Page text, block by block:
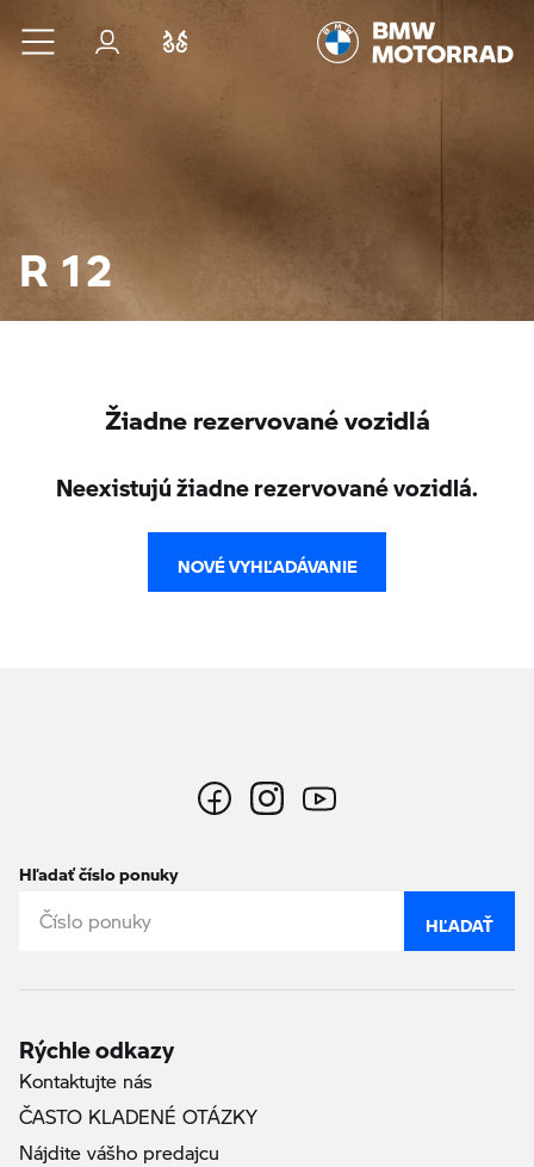
Prejsť na hlavný obsah
Prihlásenie
R 12
Žiadne rezervované vozidlá
Neexistujú žiadne rezervované vozidlá.
NOVÉ VYHĽADÁVANIE
Hľadať číslo ponuky
HĽADAŤ
Rýchle odkazy
Kontaktujte nás
ČASTO KLADENÉ OTÁZKY
Nájdite vášho predajcu